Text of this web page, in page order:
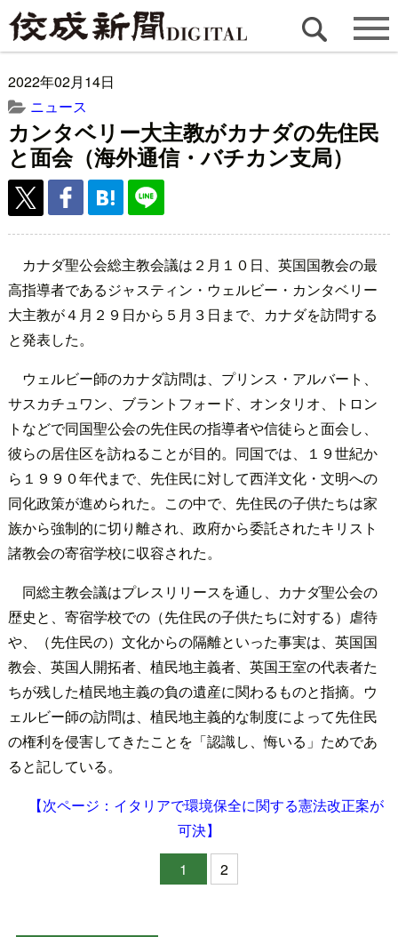
2022年02月14日
ニュース
カンタベリー大主教がカナダの先住民
と面会（海外通信・バチカン支局）
カナダ聖公会総主教会議は２月１０日、英国国教会の最
高指導者であるジャスティン・ウェルビー・カンタベリー
大主教が４月２９日から５月３日まで、カナダを訪問する
と発表した。
ウェルビー師のカナダ訪問は、プリンス・アルバート、
サスカチュワン、ブラントフォード、オンタリオ、トロン
トなどで同国聖公会の先住民の指導者や信徒らと面会し、
彼らの居住区を訪ねることが目的。同国では、１９世紀か
ら１９９０年代まで、先住民に対して西洋文化・文明への
同化政策が進められた。この中で、先住民の子供たちは家
族から強制的に切り離され、政府から委託されたキリスト
諸教会の寄宿学校に収容された。
同総主教会議はプレスリリースを通し、カナダ聖公会の
歴史と、寄宿学校での（先住民の子供たちに対する）虐待
や、（先住民の）文化からの隔離といった事実は、英国国
教会、英国人開拓者、植民地主義者、英国王室の代表者た
ちが残した植民地主義の負の遺産に関わるものと指摘。ウ
ェルビー師の訪問は、植民地主義的な制度によって先住民
の権利を侵害してきたことを「認識し、悔いる」ためであ
ると記している。
【次ページ：イタリアで環境保全に関する憲法改正案が
可決】
1
2